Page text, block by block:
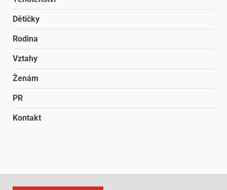
Dětičky
Rodina
Vztahy
Ženám
PR
Kontakt